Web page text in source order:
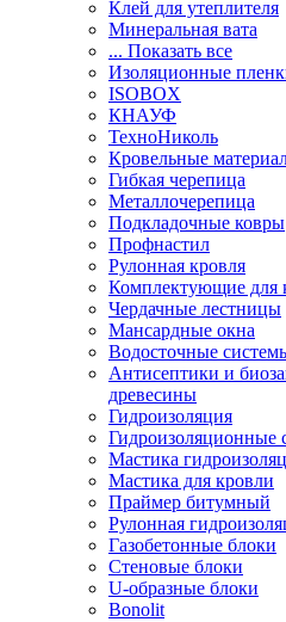
Клей для утеплителя
Минеральная вата
... Показать все
Изоляционные
ISOBOX
КНАУФ
ТехноНиколь
Кровельные
Гибкая черепица
Металлочерепица
Подкладочные ковры
Профнастил
Рулонная кровля
Комплектующие для
Чердачные лестницы
Мансардные окна
Водосточные
Антисептики и
древесины
Гидроизоляция
Гидроизоляционные
Мастика
Мастика для кровли
Праймер битумный
Рулонная
Газобетонные блоки
Стеновые блоки
U-образные блоки
Bonolit